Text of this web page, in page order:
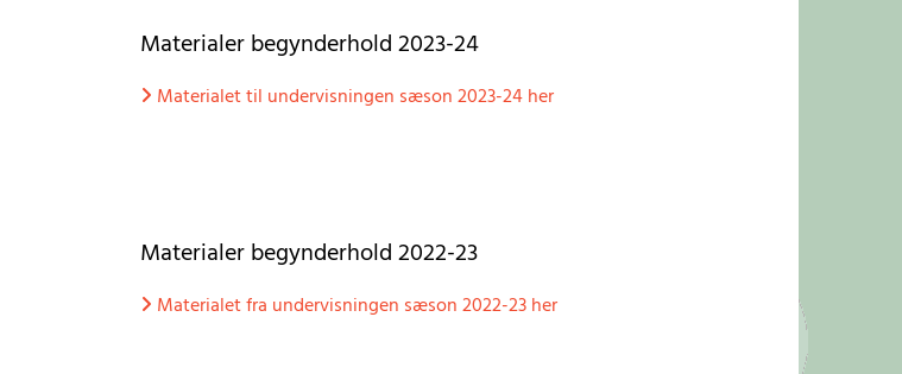
Materialer begynderhold 2023-24
 Materialet til undervisningen sæson 2023-24 her
Materialer begynderhold 2022-23
 Materialet fra undervisningen sæson 2022-23 her